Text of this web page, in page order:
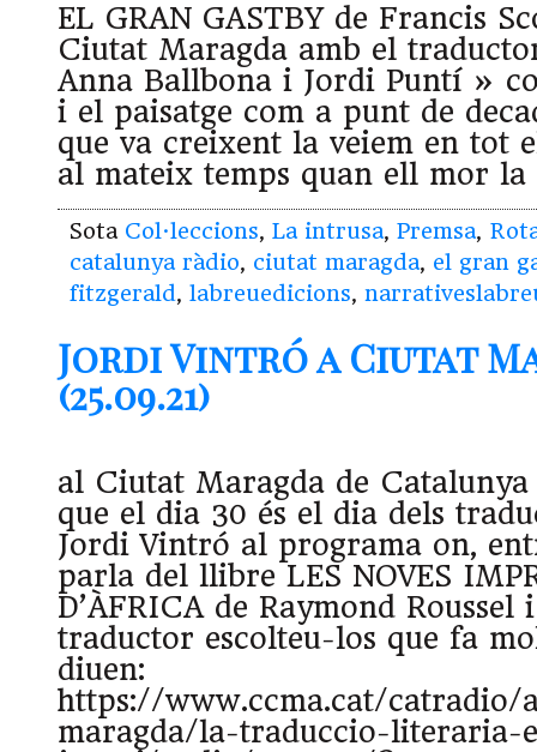
EL GRAN GASTBY de Francis
Ciutat Maragda amb el
Anna Ballbona i Jordi Puntí »
i el paisatge com a punt de
que va creixent la veiem en tot
al mateix temps quan ell mor
Sota Col·leccions, La intrusa, Premsa,
catalunya ràdio, ciutat maragda, el gran
fitzgerald, labreuedicions,
Jordi Vintró a Ciutat
(25.09.21)
al Ciutat Maragda de
que el dia 30 és el dia dels
Jordi Vintró al programa on,
parla del llibre LES NOVES
D’ÀFRICA de Raymond Roussel
traductor escolteu-los que fa
diuen:
https://www.ccma.cat/catradio/
maragda/la-traduccio-literaria-